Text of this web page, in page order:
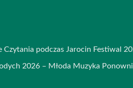
Czytania podczas Jarocin Festiwal
2026 – Młoda Muzyka